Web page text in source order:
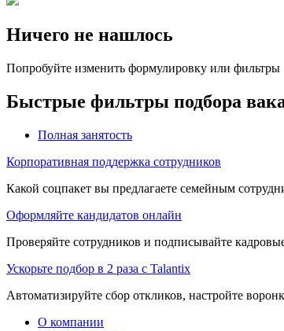
Ничего не нашлось
Попробуйте изменить формулировку или фильтры
Быстрые фильтры подбора
Полная занятость
Корпоративная поддержка сотрудников
Какой соцпакет вы предлагаете семейным
Оформляйте кандидатов онлайн
Проверяйте сотрудников и подписывайте
Ускорьте подбор в 2 раза с Talantix
Автоматизируйте сбор откликов, настройте
О компании